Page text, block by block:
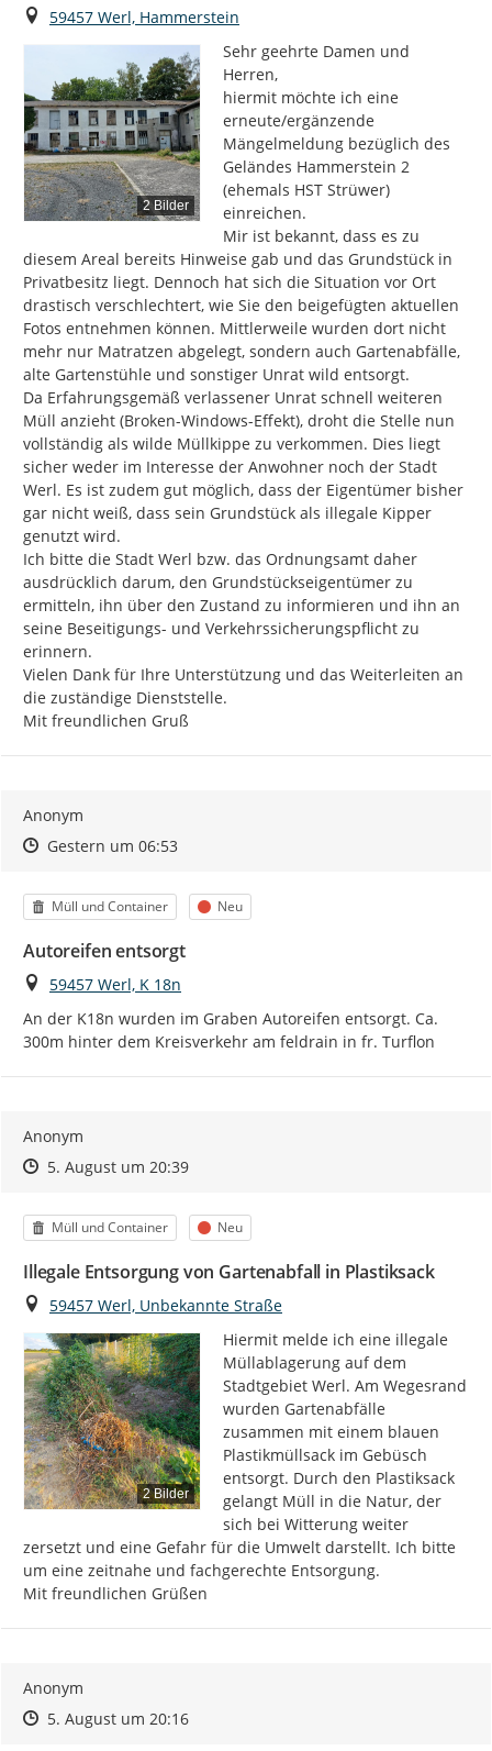
Ort
59457 Werl, Hammerstein
2 Bilder
Sehr geehrte Damen und
Herren,
hiermit möchte ich eine
erneute/ergänzende
Mängelmeldung bezüglich des
Geländes Hammerstein 2
(ehemals HST Strüwer)
einreichen.
Mir ist bekannt, dass es zu
diesem Areal bereits Hinweise gab und das Grundstück in
Privatbesitz liegt. Dennoch hat sich die Situation vor Ort
drastisch verschlechtert, wie Sie den beigefügten aktuellen
Fotos entnehmen können. Mittlerweile wurden dort nicht
mehr nur Matratzen abgelegt, sondern auch Gartenabfälle,
alte Gartenstühle und sonstiger Unrat wild entsorgt.
Da Erfahrungsgemäß verlassener Unrat schnell weiteren
Müll anzieht (Broken-Windows-Effekt), droht die Stelle nun
vollständig als wilde Müllkippe zu verkommen. Dies liegt
sicher weder im Interesse der Anwohner noch der Stadt
Werl. Es ist zudem gut möglich, dass der Eigentümer bisher
gar nicht weiß, dass sein Grundstück als illegale Kipper
genutzt wird.
Ich bitte die Stadt Werl bzw. das Ordnungsamt daher
ausdrücklich darum, den Grundstückseigentümer zu
ermitteln, ihn über den Zustand zu informieren und ihn an
seine Beseitigungs- und Verkehrssicherungspflicht zu
erinnern.
Vielen Dank für Ihre Unterstützung und das Weiterleiten an
die zuständige Dienststelle.
Mit freundlichen Gruß
Anonym
Zeitpunkt des Erstellens
Zeitpunkt des Erstellens
Gestern um 06:53Zur Äußerung
Kategorie
Müll und Container Status
Neu
Autoreifen entsorgt
Ort
59457 Werl, K 18n
An der K18n wurden im Graben Autoreifen entsorgt. Ca.
300m hinter dem Kreisverkehr am feldrain in fr. Turflon
Anonym
Zeitpunkt des Erstellens
Zeitpunkt des Erstellens
5. August um 20:39Zur Äußerung
Kategorie
Müll und Container Status
Neu
Illegale Entsorgung von Gartenabfall in Plastiksack
Ort
59457 Werl, Unbekannte Straße
2 Bilder
Hiermit melde ich eine illegale
Müllablagerung auf dem
Stadtgebiet Werl. Am Wegesrand
wurden Gartenabfälle
zusammen mit einem blauen
Plastikmüllsack im Gebüsch
entsorgt. Durch den Plastiksack
gelangt Müll in die Natur, der
sich bei Witterung weiter
zersetzt und eine Gefahr für die Umwelt darstellt. Ich bitte
um eine zeitnahe und fachgerechte Entsorgung.
Mit freundlichen Grüßen
Anonym
Zeitpunkt des Erstellens
Zeitpunkt des Erstellens
5. August um 20:16Zur Äußerung